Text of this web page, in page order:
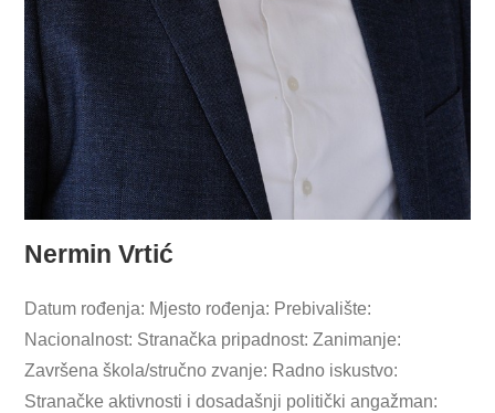
Nermin Vrtić
Datum rođenja: Mjesto rođenja: Prebivalište:
Nacionalnost: Stranačka pripadnost: Zanimanje:
Završena škola/stručno zvanje: Radno iskustvo:
Stranačke aktivnosti i dosadašnji politički angažman: